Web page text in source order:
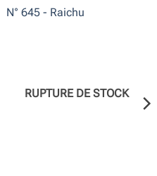
RUPTURE DE STOCK